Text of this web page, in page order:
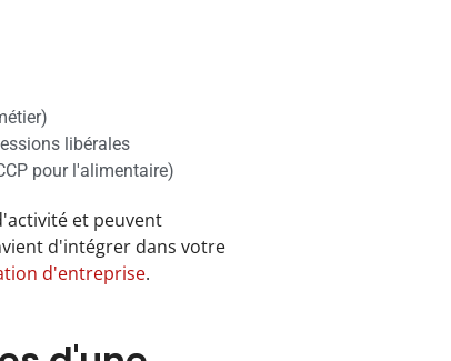
libérales
pour l'alimentaire)
et peuvent
d'intégrer dans votre
d'entreprise.